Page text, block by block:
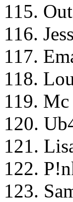
115.
116.
117.
118.
119.
120.
121.
122.
123.